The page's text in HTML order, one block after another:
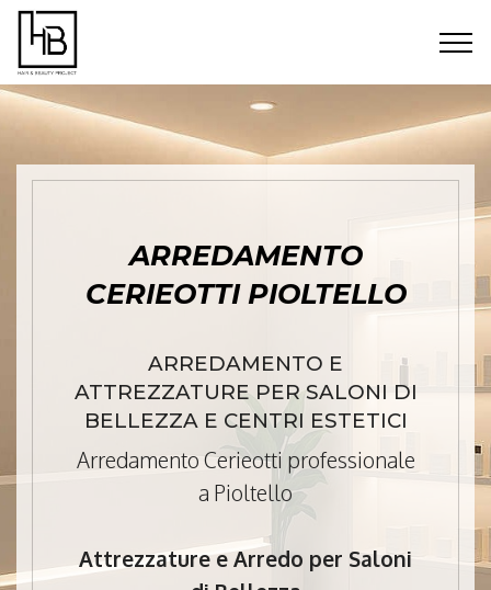
ARREDAMENTO
CERIEOTTI PIOLTELLO
ARREDAMENTO E
ATTREZZATURE PER SALONI DI
BELLEZZA E CENTRI ESTETICI
Arredamento Cerieotti professionale
a Pioltello
Attrezzature e Arredo per Saloni